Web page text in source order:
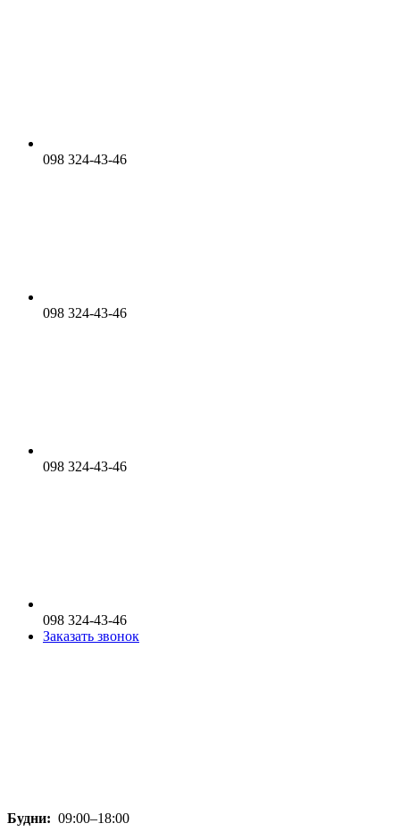
098 324-43-46
098 324-43-46
098 324-43-46
098 324-43-46
Заказать звонок
Будни: 09:00–18:00